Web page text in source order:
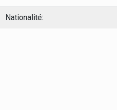
Nationalité: